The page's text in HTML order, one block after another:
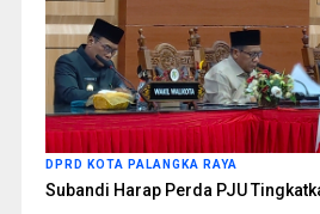
DPRD KOTA PALANGKA RAYA
Subandi Harap Perda PJU